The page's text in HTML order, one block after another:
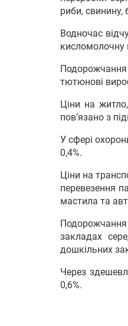
риби, свинину,
Водночас
кисломолочну
тютюнові
Ціни на
пов’язано з
У сфері
0,4%.
Ціни на
перевезення
мастила та
закладах
дошкільних
Через
0,6%.